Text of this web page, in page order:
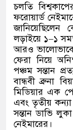
চলতি
ফরোয়ার্ড
জানিয়েছিলেন
লড়াইয়ে ১–১
আরও ভালোভাবে
ফেরা নিয়ে
পঞ্চম সন্তান
বান্ধবী ব্রুনা
মিডিয়ার এক
এবং তৃতীয় কন্যা
সন্তান ডাভি
নেইমারের।